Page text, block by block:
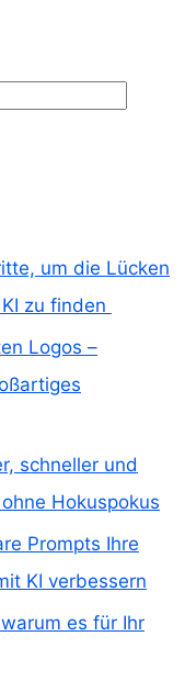
um die Lücken
zu finden
Logos –
schneller und
Hokuspokus
Prompts Ihre
KI verbessern
es für Ihr